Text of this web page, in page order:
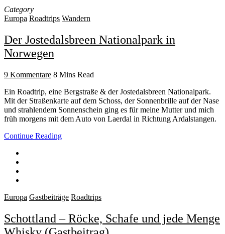
Category
Europa Roadtrips Wandern
Der Jostedalsbreen Nationalpark in
Norwegen
9 Kommentare 8 Mins Read
Ein Roadtrip, eine Bergstraße & der Jostedalsbreen Nationalpark.
Mit der Straßenkarte auf dem Schoss, der Sonnenbrille auf der Nase
und strahlendem Sonnenschein ging es für meine Mutter und mich
früh morgens mit dem Auto von Laerdal in Richtung Ardalstangen.
Continue Reading
Europa Gastbeiträge Roadtrips
Schottland – Röcke, Schafe und jede Menge